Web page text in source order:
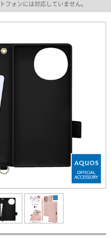
フォンには対応していません。